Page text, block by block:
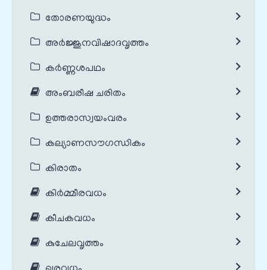
തോരണയുദ്ധം
അർജ്ജുനവിഷാദവൃത്തം
കർണ്ണശപഥം
അംബരീഷ ചരിതം
ഉത്തരാസ്വയംവരം
കല്യാണസൗഗന്ധികം
കിരാതം
കിർമ്മീരവധം
കീചകവധം
കുചേലവൃത്തം